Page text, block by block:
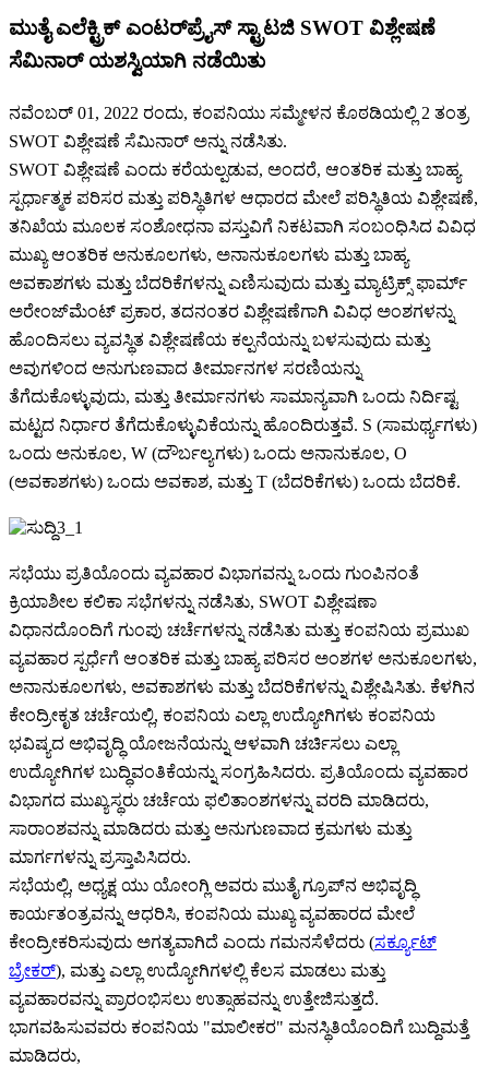
ಮುತೈ ಎಲೆಕ್ಟ್ರಿಕ್ ಎಂಟರ್‌ಪ್ರೈಸ್ ಸ್ಟ್ರಾಟಜಿ SWOT ವಿಶ್ಲೇಷಣೆ
ಸೆಮಿನಾರ್ ಯಶಸ್ವಿಯಾಗಿ ನಡೆಯಿತು
ನವೆಂಬರ್ 01, 2022 ರಂದು, ಕಂಪನಿಯು ಸಮ್ಮೇಳನ ಕೊಠಡಿಯಲ್ಲಿ 2 ತಂತ್ರ
SWOT ವಿಶ್ಲೇಷಣೆ ಸೆಮಿನಾರ್ ಅನ್ನು ನಡೆಸಿತು.
SWOT ವಿಶ್ಲೇಷಣೆ ಎಂದು ಕರೆಯಲ್ಪಡುವ, ಅಂದರೆ, ಆಂತರಿಕ ಮತ್ತು ಬಾಹ್ಯ
ಸ್ಪರ್ಧಾತ್ಮಕ ಪರಿಸರ ಮತ್ತು ಪರಿಸ್ಥಿತಿಗಳ ಆಧಾರದ ಮೇಲೆ ಪರಿಸ್ಥಿತಿಯ ವಿಶ್ಲೇಷಣೆ,
ತನಿಖೆಯ ಮೂಲಕ ಸಂಶೋಧನಾ ವಸ್ತುವಿಗೆ ನಿಕಟವಾಗಿ ಸಂಬಂಧಿಸಿದ ವಿವಿಧ
ಮುಖ್ಯ ಆಂತರಿಕ ಅನುಕೂಲಗಳು, ಅನಾನುಕೂಲಗಳು ಮತ್ತು ಬಾಹ್ಯ
ಅವಕಾಶಗಳು ಮತ್ತು ಬೆದರಿಕೆಗಳನ್ನು ಎಣಿಸುವುದು ಮತ್ತು ಮ್ಯಾಟ್ರಿಕ್ಸ್ ಫಾರ್ಮ್
ಅರೇಂಜ್‌ಮೆಂಟ್ ಪ್ರಕಾರ, ತದನಂತರ ವಿಶ್ಲೇಷಣೆಗಾಗಿ ವಿವಿಧ ಅಂಶಗಳನ್ನು
ಹೊಂದಿಸಲು ವ್ಯವಸ್ಥಿತ ವಿಶ್ಲೇಷಣೆಯ ಕಲ್ಪನೆಯನ್ನು ಬಳಸುವುದು ಮತ್ತು
ಅವುಗಳಿಂದ ಅನುಗುಣವಾದ ತೀರ್ಮಾನಗಳ ಸರಣಿಯನ್ನು
ತೆಗೆದುಕೊಳ್ಳುವುದು, ಮತ್ತು ತೀರ್ಮಾನಗಳು ಸಾಮಾನ್ಯವಾಗಿ ಒಂದು ನಿರ್ದಿಷ್ಟ
ಮಟ್ಟದ ನಿರ್ಧಾರ ತೆಗೆದುಕೊಳ್ಳುವಿಕೆಯನ್ನು ಹೊಂದಿರುತ್ತವೆ. S (ಸಾಮರ್ಥ್ಯಗಳು)
ಒಂದು ಅನುಕೂಲ, W (ದೌರ್ಬಲ್ಯಗಳು) ಒಂದು ಅನಾನುಕೂಲ, O
(ಅವಕಾಶಗಳು) ಒಂದು ಅವಕಾಶ, ಮತ್ತು T (ಬೆದರಿಕೆಗಳು) ಒಂದು ಬೆದರಿಕೆ.
ಸಭೆಯು ಪ್ರತಿಯೊಂದು ವ್ಯವಹಾರ ವಿಭಾಗವನ್ನು ಒಂದು ಗುಂಪಿನಂತೆ
ಕ್ರಿಯಾಶೀಲ ಕಲಿಕಾ ಸಭೆಗಳನ್ನು ನಡೆಸಿತು, SWOT ವಿಶ್ಲೇಷಣಾ
ವಿಧಾನದೊಂದಿಗೆ ಗುಂಪು ಚರ್ಚೆಗಳನ್ನು ನಡೆಸಿತು ಮತ್ತು ಕಂಪನಿಯ ಪ್ರಮುಖ
ವ್ಯವಹಾರ ಸ್ಪರ್ಧೆಗೆ ಆಂತರಿಕ ಮತ್ತು ಬಾಹ್ಯ ಪರಿಸರ ಅಂಶಗಳ ಅನುಕೂಲಗಳು,
ಅನಾನುಕೂಲಗಳು, ಅವಕಾಶಗಳು ಮತ್ತು ಬೆದರಿಕೆಗಳನ್ನು ವಿಶ್ಲೇಷಿಸಿತು. ಕೆಳಗಿನ
ಕೇಂದ್ರೀಕೃತ ಚರ್ಚೆಯಲ್ಲಿ, ಕಂಪನಿಯ ಎಲ್ಲಾ ಉದ್ಯೋಗಿಗಳು ಕಂಪನಿಯ
ಭವಿಷ್ಯದ ಅಭಿವೃದ್ಧಿ ಯೋಜನೆಯನ್ನು ಆಳವಾಗಿ ಚರ್ಚಿಸಲು ಎಲ್ಲಾ
ಉದ್ಯೋಗಿಗಳ ಬುದ್ಧಿವಂತಿಕೆಯನ್ನು ಸಂಗ್ರಹಿಸಿದರು. ಪ್ರತಿಯೊಂದು ವ್ಯವಹಾರ
ವಿಭಾಗದ ಮುಖ್ಯಸ್ಥರು ಚರ್ಚೆಯ ಫಲಿತಾಂಶಗಳನ್ನು ವರದಿ ಮಾಡಿದರು,
ಸಾರಾಂಶವನ್ನು ಮಾಡಿದರು ಮತ್ತು ಅನುಗುಣವಾದ ಕ್ರಮಗಳು ಮತ್ತು
ಮಾರ್ಗಗಳನ್ನು ಪ್ರಸ್ತಾಪಿಸಿದರು.
ಸಭೆಯಲ್ಲಿ, ಅಧ್ಯಕ್ಷ ಯು ಯೋಂಗ್ಲಿ ಅವರು ಮುತೈ ಗ್ರೂಪ್‌ನ ಅಭಿವೃದ್ಧಿ
ಕಾರ್ಯತಂತ್ರವನ್ನು ಆಧರಿಸಿ, ಕಂಪನಿಯ ಮುಖ್ಯ ವ್ಯವಹಾರದ ಮೇಲೆ
ಕೇಂದ್ರೀಕರಿಸುವುದು ಅಗತ್ಯವಾಗಿದೆ ಎಂದು ಗಮನಸೆಳೆದರು (ಸರ್ಕ್ಯೂಟ್
ಬ್ರೇಕರ್), ಮತ್ತು ಎಲ್ಲಾ ಉದ್ಯೋಗಿಗಳಲ್ಲಿ ಕೆಲಸ ಮಾಡಲು ಮತ್ತು
ವ್ಯವಹಾರವನ್ನು ಪ್ರಾರಂಭಿಸಲು ಉತ್ಸಾಹವನ್ನು ಉತ್ತೇಜಿಸುತ್ತದೆ.
ಭಾಗವಹಿಸುವವರು ಕಂಪನಿಯ "ಮಾಲೀಕರ" ಮನಸ್ಥಿತಿಯೊಂದಿಗೆ ಬುದ್ದಿಮತ್ತೆ
ಮಾಡಿದರು,